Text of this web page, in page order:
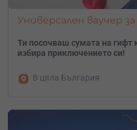
Универсален ваучер
Ти посочваш сумата на гифт
избира приключението си!
В цяла България